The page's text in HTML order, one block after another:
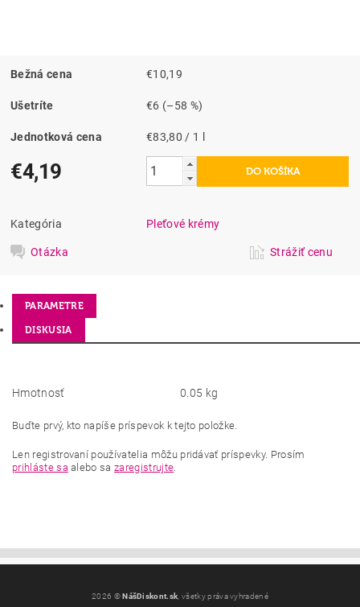
Bežná cena €10,19
Ušetríte €6 (–58 %)
Jednotková cena €83,80 / 1 l
€4,19
Kategória Pleťové krémy
Otázka Strážiť cenu
PARAMETRE
DISKUSIA
Hmotnosť 0.05 kg
Buďte prvý, kto napíše príspevok k tejto položke.
Len registrovaní používatelia môžu pridávať príspevky. Prosím
prihláste sa alebo sazaregistrujte.
2026 ©NášDiskont.sk , všetky práva vyhradené